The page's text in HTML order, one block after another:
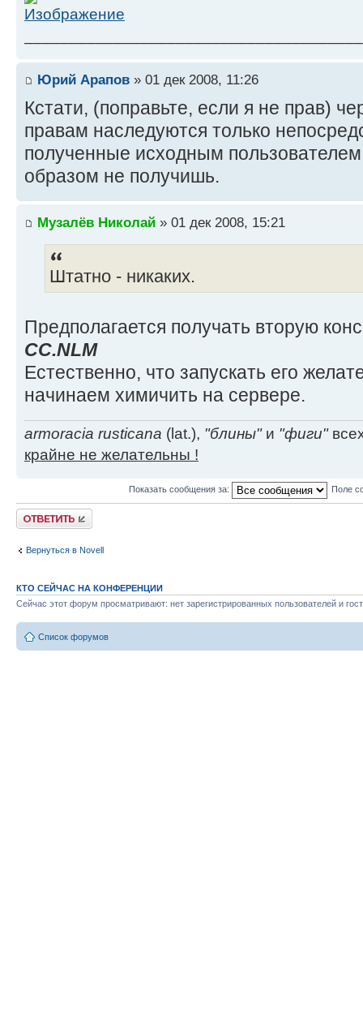
Юрий Арапов » 01 дек 2008, 11:26
Кстати, (поправьте, если я не прав)
правам наследуются только
полученные исходным пользователем
образом не получишь.
Музалёв Николай » 01 дек 2008, 15:21
Штатно - никаких.
Предполагается получать вторую
CC.NLM
Естественно, что запускать его
начинаем химичить на сервере.
armoracia rusticana (lat.), "блины"и "фиги"
крайне не желательны !
Показать сообщения за: Поле
Ответить
Вернуться в Novell
КТО СЕЙЧАС НА КОНФЕРЕНЦИИ
Сейчас этот форум просматривают: нет зарегистрированных пользователей и
Список форумов